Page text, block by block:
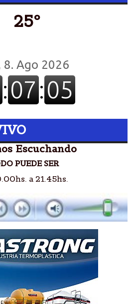
25º
Escuchando
PUEDE SER
a 21.45hs.